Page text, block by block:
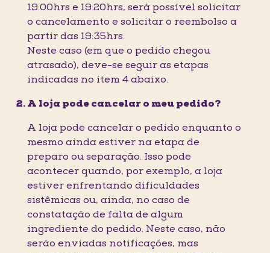
19:00hrs e 19:20hrs, será possível solicitar
o cancelamento e solicitar o reembolso a
partir das 19:35hrs.
Neste caso (em que o pedido chegou
atrasado), deve-se seguir as etapas
indicadas no item 4 abaixo.
A loja pode cancelar o meu pedido?
A loja pode cancelar o pedido enquanto o
mesmo ainda estiver na etapa de
preparo ou separação. Isso pode
acontecer quando, por exemplo, a loja
estiver enfrentando dificuldades
sistêmicas ou, ainda, no caso de
constatação de falta de algum
ingrediente do pedido. Neste caso, não
serão enviadas notificações, mas